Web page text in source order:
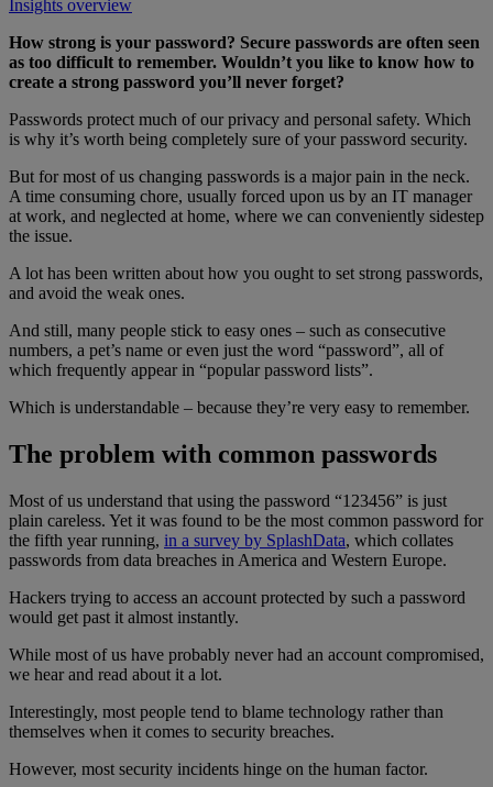
Insights overview
How strong is your password? Secure passwords are often seen
as too difficult to remember. Wouldn’t you like to know how to
create a strong password you’ll never forget?
Passwords protect much of our privacy and personal safety. Which
is why it’s worth being completely sure of your password security.
But for most of us changing passwords is a major pain in the neck.
A time consuming chore, usually forced upon us by an IT manager
at work, and neglected at home, where we can conveniently sidestep
the issue.
A lot has been written about how you ought to set strong passwords,
and avoid the weak ones.
And still, many people stick to easy ones – such as consecutive
numbers, a pet’s name or even just the word “password”, all of
which frequently appear in “popular password lists”.
Which is understandable – because they’re very easy to remember.
The problem with common passwords
Most of us understand that using the password “123456” is just
plain careless. Yet it was found to be the most common password for
the fifth year running, in a survey by SplashData, which collates
passwords from data breaches in America and Western Europe.
Hackers trying to access an account protected by such a password
would get past it almost instantly.
While most of us have probably never had an account compromised,
we hear and read about it a lot.
Interestingly, most people tend to blame technology rather than
themselves when it comes to security breaches.
However, most security incidents hinge on the human factor.